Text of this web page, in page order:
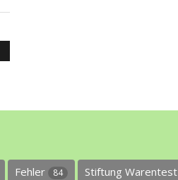
Fehler 84 Stiftung Warentest